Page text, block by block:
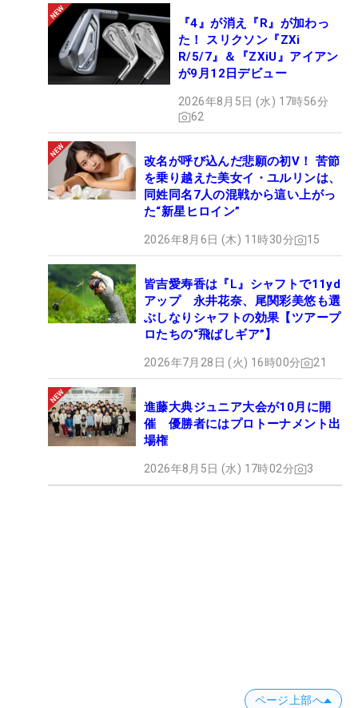
『4』が消え『R』が加わっ
た！ スリクソン『ZXi
R/5/7』＆『ZXiU』アイアン
が9月12日デビュー
2026年8月5日 (水) 17時56分
62
改名が呼び込んだ悲願の初V！ 苦節
を乗り越えた美女イ・ユルリンは、
同姓同名7人の混戦から這い上がっ
た“新星ヒロイン”
2026年8月6日 (木) 11時30分 15
皆吉愛寿香は『L』シャフトで11yd
アップ 永井花奈、尾関彩美悠も選
ぶしなりシャフトの効果【ツアープ
ロたちの“飛ばしギア”】
2026年7月28日 (火) 16時00分 21
進藤大典ジュニア大会が10月に開
催 優勝者にはプロトーナメント出
場権
2026年8月5日 (水) 17時02分 3
ページ上部へ